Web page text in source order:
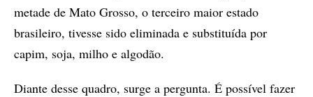
metade de Mato Grosso, o terceiro maior estado
brasileiro, tivesse sido eliminada e substituída por
capim, soja, milho e algodão.
Diante desse quadro, surge a pergunta. É possível fazer